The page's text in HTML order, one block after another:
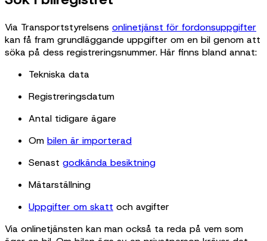
Via Transportstyrelsens onlinetjänst för fordonsuppgifter
kan få fram grundläggande uppgifter om en bil genom att
söka på dess registreringsnummer. Här finns bland annat:
Tekniska data
Registreringsdatum
Antal tidigare ägare
Om bilen är importerad
Senast godkända besiktning
Mätarställning
Uppgifter om skatt och avgifter
Via onlinetjänsten kan man också ta reda på vem som